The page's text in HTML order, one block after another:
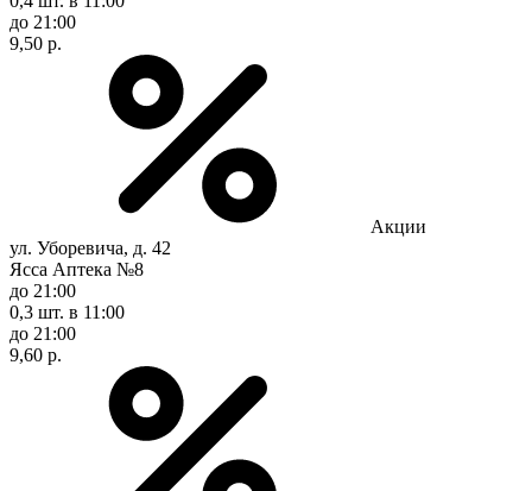
до 21:00
9,50 р.
Акции
ул. Уборевича, д. 42
Ясса Аптека №8
до 21:00
0,3 шт. в 11:00
до 21:00
9,60 р.